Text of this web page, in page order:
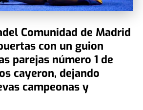
Comunidad de Madrid
con un guion
parejas número 1 de
cayeron, dejando
campeonas y